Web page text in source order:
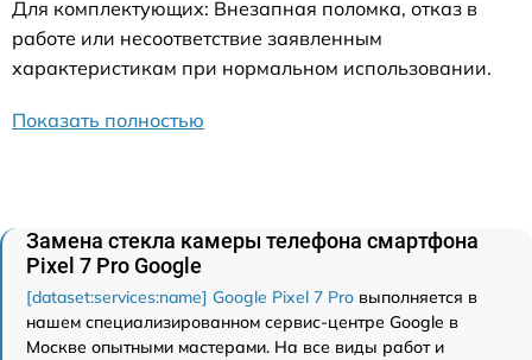
Для комплектующих: Внезапная поломка, отказ в
работе или несоответствие заявленным
характеристикам при нормальном использовании.
Показать полностью
Замена стекла камеры телефона смартфона
Pixel 7 Pro Google
[dataset:services:name] Google Pixel 7 Pro выполняется в
нашем специализированном сервис-центре Google в
Москве опытными мастерами. На все виды работ и